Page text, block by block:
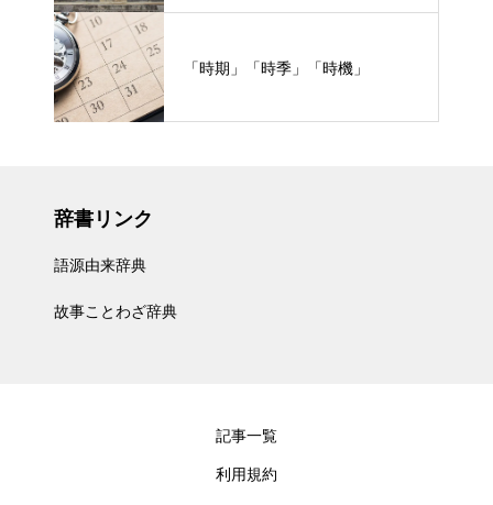
「時期」「時季」「時機」
辞書リンク
語源由来辞典
故事ことわざ辞典
記事一覧
利用規約